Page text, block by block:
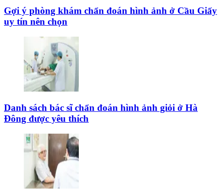
Gợi ý phòng khám chẩn đoán hình ảnh ở Cầu Giấy
uy tín nên chọn
Danh sách bác sĩ chẩn đoán hình ảnh giỏi ở Hà
Đông được yêu thích